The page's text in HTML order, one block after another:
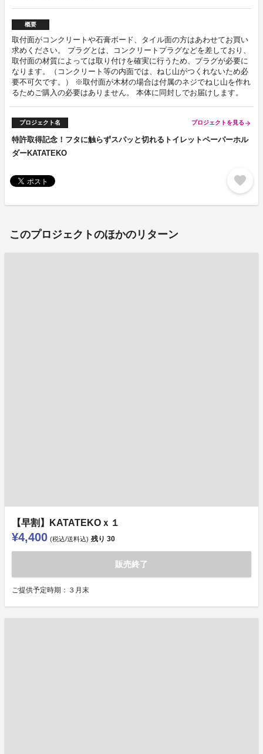
概要
取付面がコンクリートや石膏ボード、タイル面の方はあわせてお買い
求めください。 プラグとは、コンクリートプラグなどを差しており、
取付面の材質によっては取り付けを確実に行うため、プラグが必要に
なります。（コンクリート等の内面では、ねじ山がつくれないため必
要不可欠です。） ※取付面が木材の場合は付属のネジでねじ山を作れ
るためご購入の必要はありません。 本体に同封しでお届けします。
プロジェクト名 プロジェクトを見る arrow_forward
特許取得記念！フタに触らずスパッと切れるトイレットペーパーホル
ダーKATATEKO
favorite
このプロジェクトのほかのリターン
【早割】KATATEKOｘ１
¥4,400 (税込/送料込) 残り 30
販売終了
ご提供予定時期：３月末